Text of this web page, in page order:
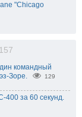
"Chicago
командный
Зоре.
129
400 за 60 секунд.